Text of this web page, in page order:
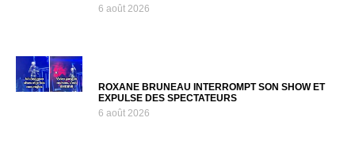
6 août 2026
ROXANE BRUNEAU INTERROMPT SON SHOW ET
EXPULSE DES SPECTATEURS
6 août 2026